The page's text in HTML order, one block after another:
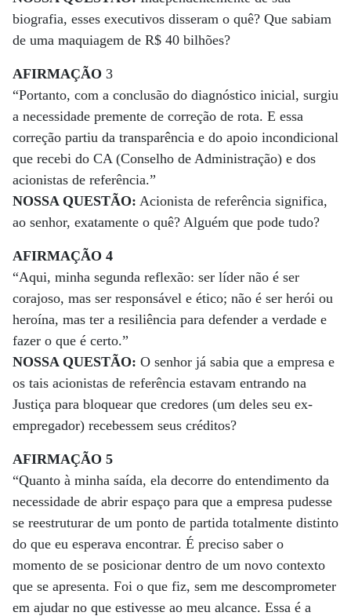
biografia, esses executivos disseram o quê? Que sabiam
de uma maquiagem de R$ 40 bilhões?
AFIRMAÇÃO 3
“Portanto, com a conclusão do diagnóstico inicial, surgiu
a necessidade premente de correção de rota. E essa
correção partiu da transparência e do apoio incondicional
que recebi do CA (Conselho de Administração) e dos
acionistas de referência.”
NOSSA QUESTÃO: Acionista de referência significa,
ao senhor, exatamente o quê? Alguém que pode tudo?
AFIRMAÇÃO 4
“Aqui, minha segunda reflexão: ser líder não é ser
corajoso, mas ser responsável e ético; não é ser herói ou
heroína, mas ter a resiliência para defender a verdade e
fazer o que é certo.”
NOSSA QUESTÃO: O senhor já sabia que a empresa e
os tais acionistas de referência estavam entrando na
Justiça para bloquear que credores (um deles seu ex-
empregador) recebessem seus créditos?
AFIRMAÇÃO 5
“Quanto à minha saída, ela decorre do entendimento da
necessidade de abrir espaço para que a empresa pudesse
se reestruturar de um ponto de partida totalmente distinto
do que eu esperava encontrar. É preciso saber o
momento de se posicionar dentro de um novo contexto
que se apresenta. Foi o que fiz, sem me descomprometer
em ajudar no que estivesse ao meu alcance. Essa é a